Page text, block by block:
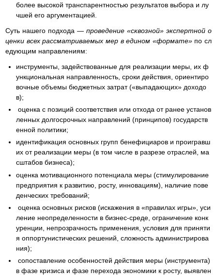
более высокой транспарентностью результатов выбора и лу
чшей его аргументацией.
Суть нашего подхода — проведение «сквозной» экспертной о
ценки всех рассматриваемых мер в едином «формате» по сл
едующим направлениям:
инструменты, задействованные для реализации меры, их ф
ункциональная направленность, сроки действия, ориентиро
вочные объемы бюджетных затрат («выпадающих» доходо
в);
оценка с позиций соответствия или отхода от ранее установ
ленных долгосрочных направлений (принципов) государств
енной политики;
идентификация основных групп бенефициаров и проигравш
их от реализации меры (в том числе в разрезе отраслей, ма
сштабов бизнеса);
оценка мотивационного потенциала меры (стимулирование
предприятия к развитию, росту, инновациям), наличие пове
денческих требований;
оценка основных рисков (искажения в «правилах игры», уси
ление неопределенности в бизнес-среде, ограничение конк
уренции, непрозрачность применения, условия для приняти
я оппортунистических решений, сложность администрирова
ния);
сопоставление особенностей действия меры (инструмента)
в фазе кризиса и фазе перехода экономики к росту, выявлен